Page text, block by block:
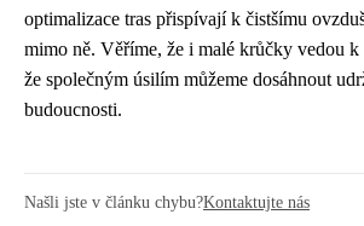
optimalizace tras přispívají k čistšímu
mimo ně. Věříme, že i malé krůčky vedou k
že společným úsilím můžeme dosáhnout
budoucnosti.
Našli jste v článku chybu?Kontaktujte nás